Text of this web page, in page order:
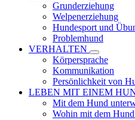
Grunderziehung
Welpenerziehung
Hundesport und
Problemhund
VERHALTEN
Körpersprache
Kommunikation
Persönlichkeit von
LEBEN MIT EINEM
Mit dem Hund
Wohin mit dem